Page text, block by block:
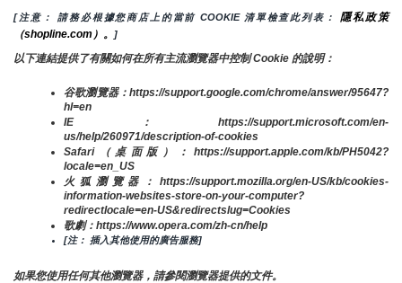
[注意： 請務必根據您商店上的當前 COOKIE 清單檢查此列表： 隱私政策
（shopline.com）。
]
以下連結提供了有關如何在所有主流瀏覽器中控制 Cookie 的說明：
谷歌瀏覽器：https://support.google.com/chrome/answer/95647?
hl=en
IE：https://support.microsoft.com/en-
us/help/260971/description-of-cookies
Safari（桌面版）：https://support.apple.com/kb/PH5042?
locale=en_US
火狐瀏覽器：https://support.mozilla.org/en-US/kb/cookies-
information-websites-store-on-your-computer?
redirectlocale=en-US&redirectslug=Cookies
歌劇：https://www.opera.com/zh-cn/help
[注： 插入其他使用的廣告服務]
如果您使用任何其他瀏覽器，請參閱瀏覽器提供的文件。